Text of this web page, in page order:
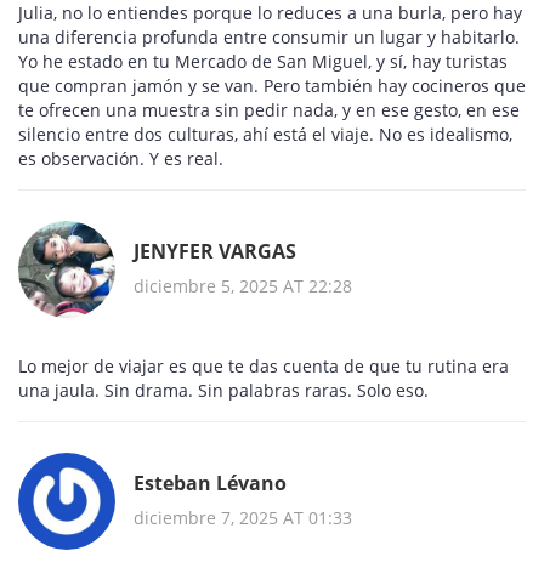
Julia, no lo entiendes porque lo reduces a una burla, pero hay
una diferencia profunda entre consumir un lugar y habitarlo.
Yo he estado en tu Mercado de San Miguel, y sí, hay turistas
que compran jamón y se van. Pero también hay cocineros que
te ofrecen una muestra sin pedir nada, y en ese gesto, en ese
silencio entre dos culturas, ahí está el viaje. No es idealismo,
es observación. Y es real.
JENYFER VARGAS
diciembre 5, 2025 AT 22:28
Lo mejor de viajar es que te das cuenta de que tu rutina era
una jaula. Sin drama. Sin palabras raras. Solo eso.
Esteban Lévano
diciembre 7, 2025 AT 01:33